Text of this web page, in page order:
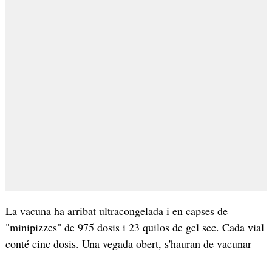
La vacuna ha arribat ultracongelada i en capses de
"minipizzes" de 975 dosis i 23 quilos de gel sec. Cada vial
conté cinc dosis. Una vegada obert, s'hauran de vacunar